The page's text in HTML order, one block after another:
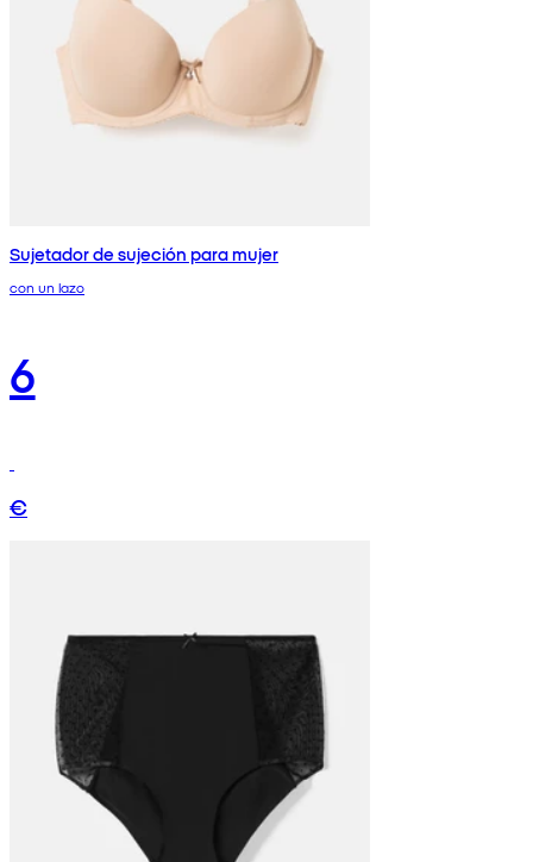
Sujetador de sujeción para mujer
con un lazo
6
€